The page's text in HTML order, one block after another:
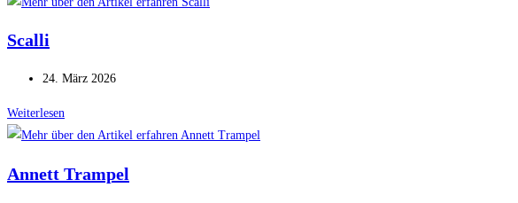
Scalli
Beitrag
24. März 2026
Weiterlesen
Annett Trampel